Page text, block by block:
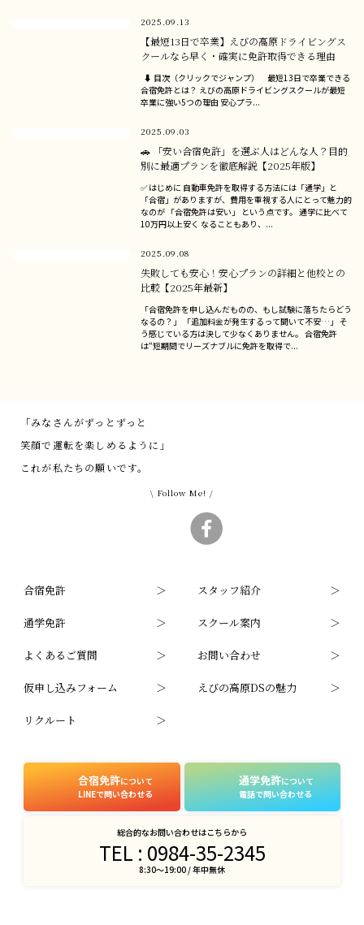
2025.09.13
【最短13日で卒業】えびの高原ドライビングス
クールなら早く・確実に免許取得できる理由
⬇ 目次（クリックでジャンプ） 最短13日で卒業できる
合宿免許とは？ えびの高原ドライビングスクールが最短
卒業に強い5つの理由 安心プラ...
2025.09.03
🚗 「安い合宿免許」を選ぶ人はどんな人？目的
別に最適プランを徹底解説【2025年版】
✅ はじめに 自動車免許を取得する方法には「通学」と
「合宿」がありますが、費用を重視する人にとって魅力的
なのが 「合宿免許は安い」 という点です。 通学に比べて
10万円以上安く なることもあり、...
2025.09.08
失敗しても安心！安心プランの詳細と他校との
比較【2025年最新】
「合宿免許を申し込んだものの、もし試験に落ちたらどう
なるの？」 「追加料金が発生するって聞いて不安…」 そ
う感じている方は決して少なくありません。 合宿免許
は“短期間でリーズナブルに免許を取得で...
「みなさんがずっとずっと
笑顔で運転を楽しめるように」
これが私たちの願いです。
\ Follow Me! /
合宿免許 スタッフ紹介
通学免許 スクール案内
よくあるご質問 お問い合わせ
仮申し込みフォーム えびの高原DSの魅力
リクルート
合宿免許について
LINEで問い合わせる
通学免許について
電話で問い合わせる
総合的なお問い合わせはこちらから
TEL : 0984-35-2345
8:30〜19:00 / 年中無休